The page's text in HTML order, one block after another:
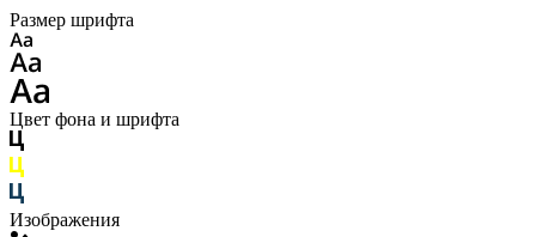
Размер шрифта
Цвет фона и шрифта
Изображения